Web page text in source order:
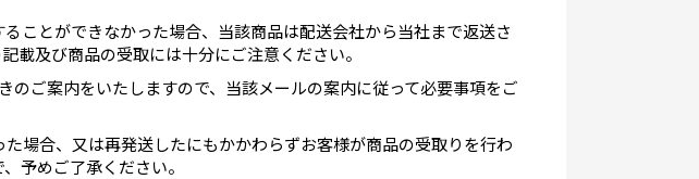
ことができなかった場合、当該商品は配送会社から当社まで返送さ
載及び商品の受取には十分にご注意ください。
ご案内をいたしますので、当該メールの案内に従って必要事項をご
場合、又は再発送したにもかかわらずお客様が商品の受取りを行わ
予めご了承ください。